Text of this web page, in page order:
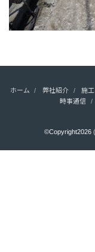
ホーム 弊社紹介 施
時事通信
©Copyright2026